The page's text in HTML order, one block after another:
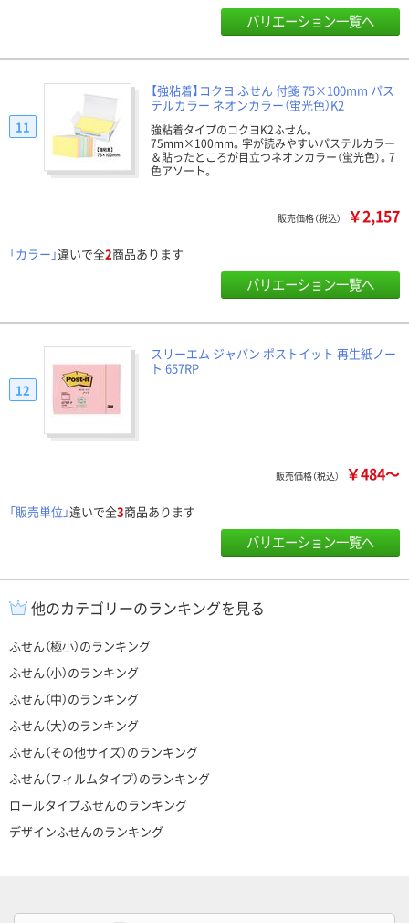
バリエーション一覧へ
【強粘着】コクヨ ふせん 付箋 75×100mm パス
テルカラー ネオンカラー（蛍光色）K2
強粘着タイプのコクヨK2ふせん。
75mm×100mm。字が読みやすいパステルカラー
＆貼ったところが目立つネオンカラー（蛍光色）。7
色アソート。
11
販売価格（税込） ￥2,157
「カラー」違いで全2商品あります
バリエーション一覧へ
スリーエム ジャパン ポストイット 再生紙ノー
ト 657RP
12
販売価格（税込） ￥484～
「販売単位」違いで全3商品あります
バリエーション一覧へ
他のカテゴリーのランキングを見る
ふせん（極小）のランキング
ふせん（小）のランキング
ふせん（中）のランキング
ふせん（大）のランキング
ふせん（その他サイズ）のランキング
ふせん（フィルムタイプ）のランキング
ロールタイプふせんのランキング
デザインふせんのランキング